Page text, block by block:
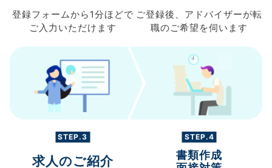
登録フォームから 1分ほどで
ご入力 いただけます
ご登録後、 アドバイザーが転
職のご希望を伺います
STEP.3
求人のご紹介
STEP.4
書類作成